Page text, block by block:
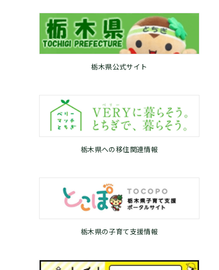
栃木県公式サイト
栃木県への移住関連情報
栃木県の子育て支援情報